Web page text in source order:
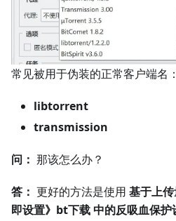
常见被用于伪装的正常客户端名：
libtorrent
transmission
问： 那该怎么办？
答： 更好的方法是使用 基于上
即设置》bt下载 中的反吸血保护